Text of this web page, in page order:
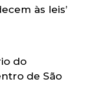
às leis’
do
de São